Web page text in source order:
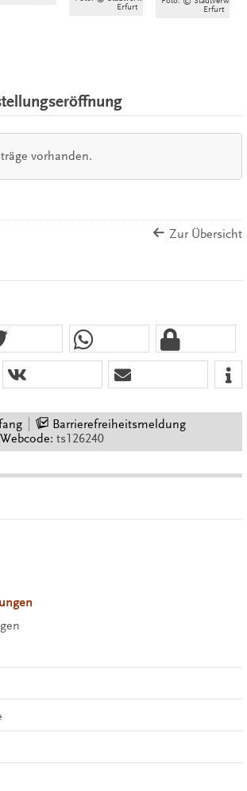
Erfurt
Erfurt
vorhanden.
Zur Übersicht
Barrierefreiheitsmeldung
Webcode: ts126240